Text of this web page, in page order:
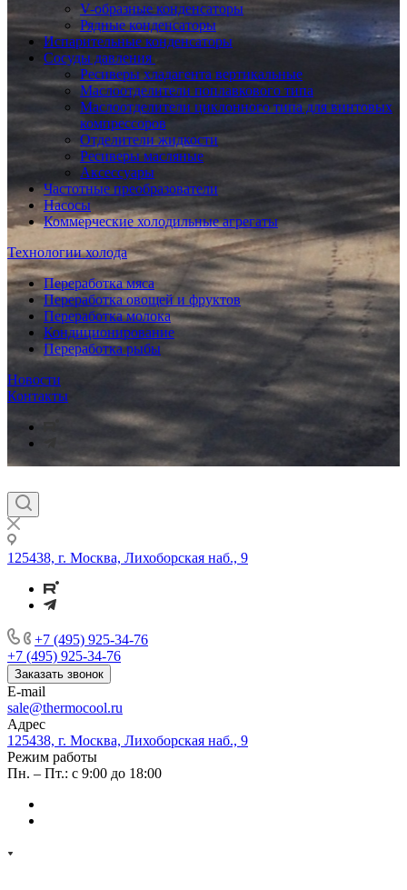
V-образные конденсаторы
Рядные конденсаторы
Испарительные конденсаторы
Сосуды давления
Ресиверы хладагента вертикальные
Маслоотделители поплавкового типа
Маслоотделители циклонного типа для винтовых
компрессоров
Отделители жидкости
Ресиверы масляные
Аксессуары
Частотные преобразователи
Насосы
Коммерческие холодильные агрегаты
Технологии холода
Переработка мяса
Переработка овощей и фруктов
Переработка молока
Кондиционирование
Переработка рыбы
Новости
Контакты
125438, г. Москва, Лихоборская наб., 9
+7 (495) 925-34-76
+7 (495) 925-34-76
Заказать звонок
E-mail
sale@thermocool.ru
Адрес
125438, г. Москва, Лихоборская наб., 9
Режим работы
Пн. – Пт.: с 9:00 до 18:00